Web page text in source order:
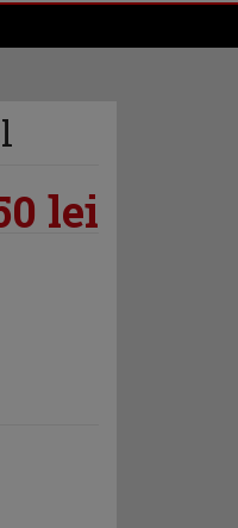
lei